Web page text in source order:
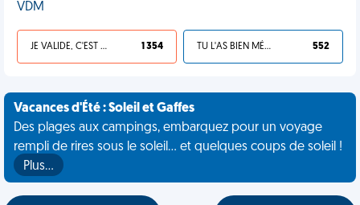
VDM
JE VALIDE, C'EST UNE VDM 1 354 TU L'AS BIEN MÉRITÉ 552
Vacances d'Été : Soleil et Gaffes
Des plages aux campings, embarquez pour un voyage
rempli de rires sous le soleil... et quelques coups de soleil !
Plus…